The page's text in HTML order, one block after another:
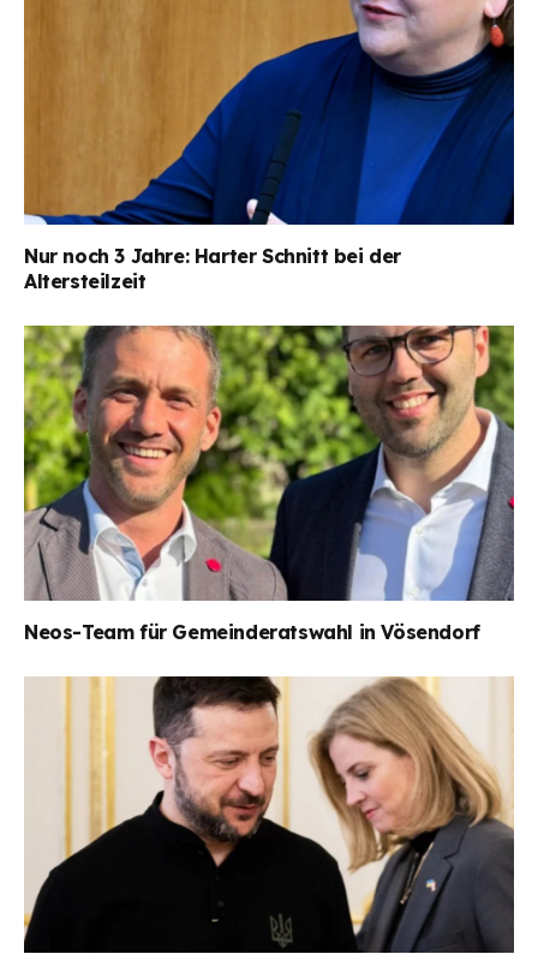
Nur noch 3 Jahre: Harter Schnitt bei der
Altersteilzeit
Neos-Team für Gemeinderatswahl in Vösendorf